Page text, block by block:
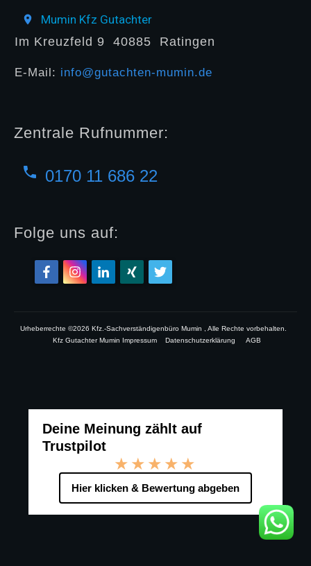
Mumin Kfz Gutachter
Im Kreuzfeld 9 40885 Ratingen
E-Mail: info@gutachten-mumin.de
Zentrale Rufnummer:
0170 11 686 22
Folge uns auf:
Urheberrechte ©2026 Kfz.-Sachverständigenbüro Mumin , Alle Rechte vorbehalten.
Kfz Gutachter Mumin Impressum
Datenschutzerklärung AGB
Deine Meinung zählt auf
Trustpilot
★★★★★
Hier klicken & Bewertung abgeben